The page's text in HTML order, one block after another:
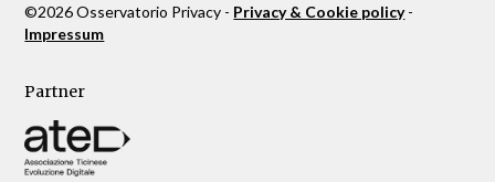
©2026Osservatorio Privacy - Privacy & Cookie policy-
Impressum
Partner